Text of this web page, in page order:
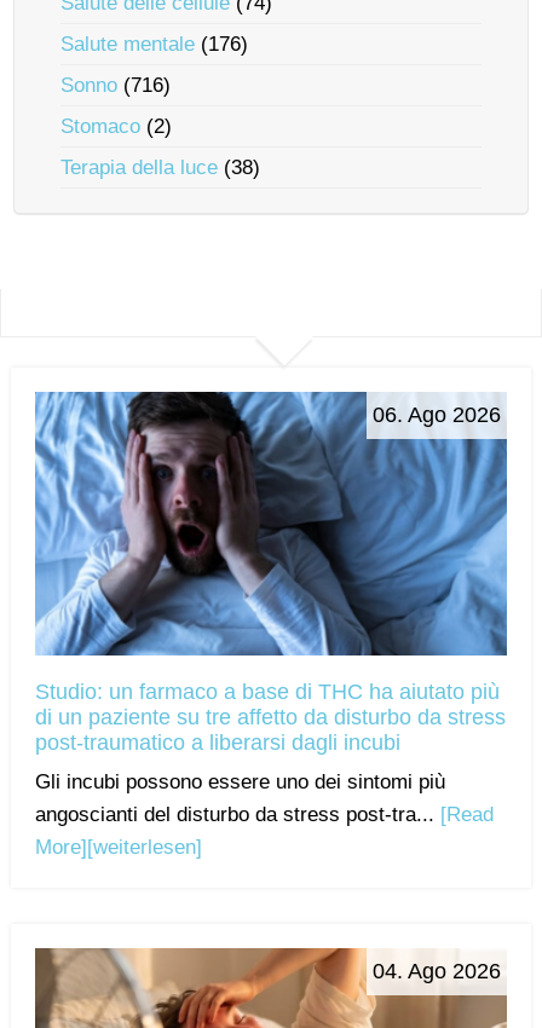
Salute mentale (176)
Sonno (716)
Stomaco (2)
Terapia della luce (38)
06. Ago 2026
Studio: un farmaco a base di THC ha aiutato più
di un paziente su tre affetto da disturbo da stress
post-traumatico a liberarsi dagli incubi
Gli incubi possono essere uno dei sintomi più
angoscianti del disturbo da stress post-tra... [Read
More] [weiterlesen]
04. Ago 2026